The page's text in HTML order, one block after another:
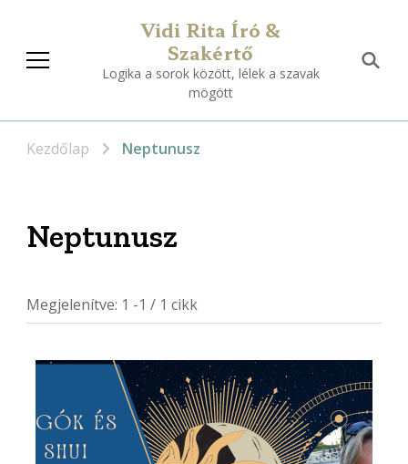
Vidi Rita Író &
Szakértő
Logika a sorok között, lélek a szavak
mögött
Kezdőlap Neptunusz
Neptunusz
Megjelenítve: 1 -1 / 1 cikk